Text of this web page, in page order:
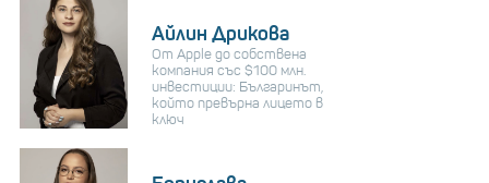
Айлин Дрикова
От Apple до собствена
компания със $100 млн.
инвестиции: Българинът,
който превърна лицето в
ключ